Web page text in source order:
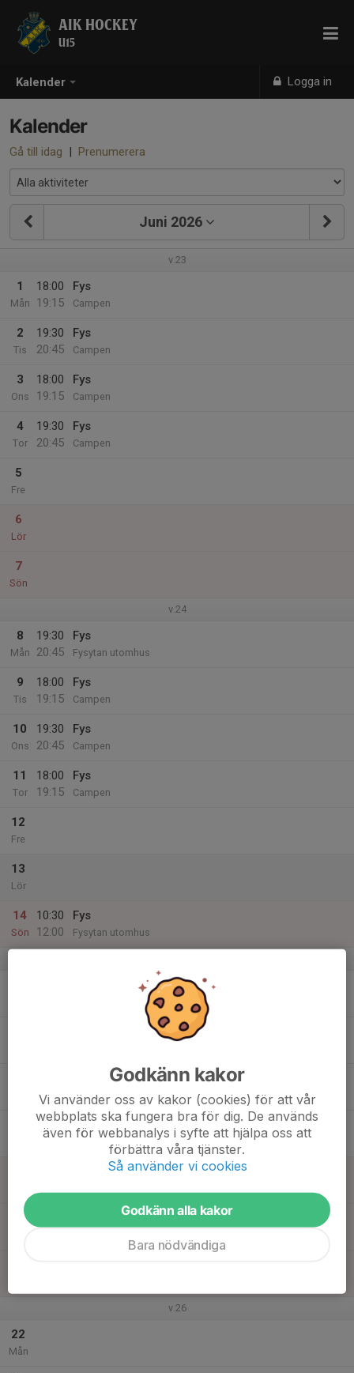
Kalender Logga in
AIK HOCKEY
U15
Kalender
Gå till idag | Prenumerera
Juni 2026
v.23
1
Mån
18:00
19:15
Fys
Campen
2
Tis
19:30
20:45
Fys
Campen
3
Ons
18:00
19:15
Fys
Campen
4
Tor
19:30
20:45
Fys
Campen
5
Fre
6
Lör
7
Sön
v.24
8
Mån
19:30
20:45
Fys
Fysytan utomhus
9
Tis
18:00
19:15
Fys
Campen
10
Ons
19:30
20:45
Fys
Campen
11
Tor
18:00
19:15
Fys
Campen
12
Fre
13
Lör
14
Sön
10:30
12:00
Fys
Fysytan utomhus
19:15
Fys (Coopertest)
Campen
20
v.26
22
Mån
Godkänn kakor
Vi använder oss av kakor (cookies) för att vår
webbplats ska fungera bra för dig. De används
även för webbanalys i syfte att hjälpa oss att
förbättra våra tjänster.
Så använder vi cookies
Godkänn alla kakor
Bara nödvändiga